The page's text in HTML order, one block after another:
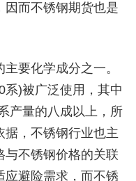
因而不锈钢期货也是
要化学成分之一。
系)被广泛使用，其中
产量的八成以上，所
据，不锈钢行业也主
与不锈钢价格的关联
应避险需求，而不锈